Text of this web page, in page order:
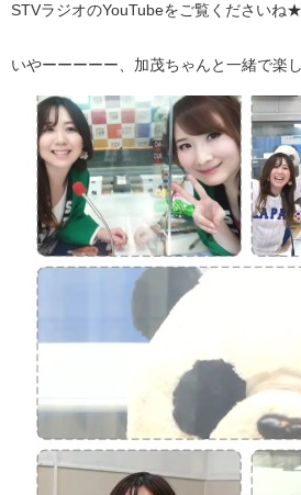
STVラジオのYouTubeをご覧くださいね★
いやーーーーー、加茂ちゃんと一緒で楽